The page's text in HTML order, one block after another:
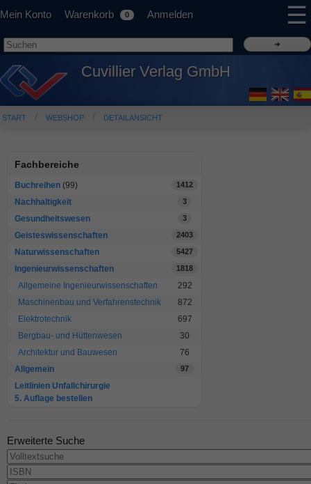
Mein Konto Warenkorb 0 Anmelden ☰
Cuvillier Verlag GmbH
START WEBSHOP DETAILANSICHT
Fachbereiche
Buchreihen (99) 1412
Nachhaltigkeit 3
Gesundheitswesen 3
Geisteswissenschaften 2403
Naturwissenschaften 5427
Ingenieurwissenschaften 1818
Allgemeine Ingenieurwissenschaften
292
Maschinenbau und Verfahrenstechnik
872
Elektrotechnik
697
Bergbau- und Hüttenwesen
30
Architektur und Bauwesen
76
Allgemein
97
Leitlinien Unfallchirurgie
5. Auflage bestellen
Erweiterte Suche